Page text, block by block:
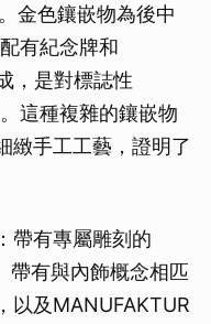
金色鑲嵌物為後中
有紀念牌和
，是對標誌性
這種複雜的鑲嵌物
緻手工工藝，證明了
帶有專屬雕刻的
帶有與內飾概念相匹
以及MANUFAKTUR